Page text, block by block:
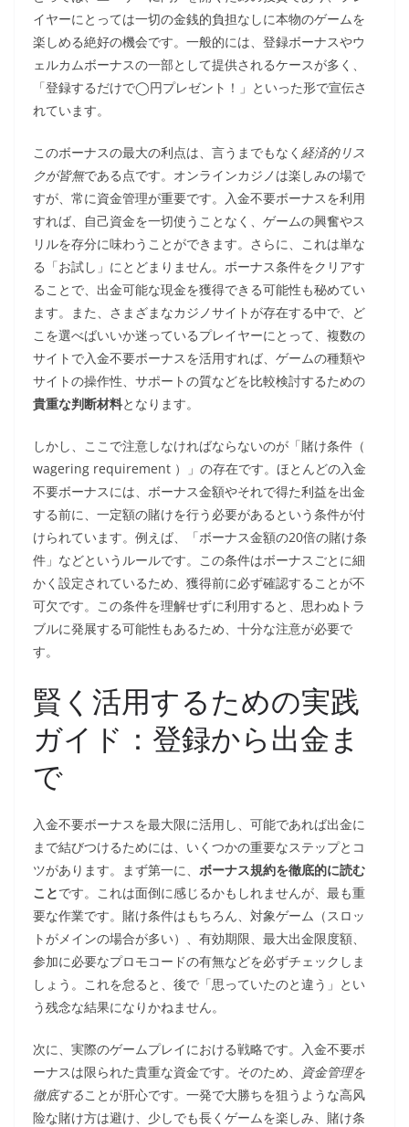
イヤーにとっては一切の金銭的負担なしに本物のゲームを
楽しめる絶好の機会です。一般的には、登録ボーナスやウ
ェルカムボーナスの一部として提供されるケースが多く、
「登録するだけで◯円プレゼント！」といった形で宣伝さ
れています。
このボーナスの最大の利点は、言うまでもなく 経済的リス
クが皆無である点です。オンラインカジノは楽しみの場で
すが、常に資金管理が重要です。入金不要ボーナスを利用
すれば、自己資金を一切使うことなく、ゲームの興奮やス
リルを存分に味わうことができます。さらに、これは単な
る「お試し」にとどまりません。ボーナス条件をクリアす
ることで、出金可能な現金を獲得できる可能性も秘めてい
ます。また、さまざまなカジノサイトが存在する中で、ど
こを選べばいいか迷っているプレイヤーにとって、複数の
サイトで入金不要ボーナスを活用すれば、ゲームの種類や
サイトの操作性、サポートの質などを比較検討するための
貴重な判断材料となります。
しかし、ここで注意しなければならないのが「賭け条件（
wagering requirement ）」の存在です。ほとんどの入金
不要ボーナスには、ボーナス金額やそれで得た利益を出金
する前に、一定額の賭けを行う必要があるという条件が付
けられています。例えば、「ボーナス金額の20倍の賭け条
件」などというルールです。この条件はボーナスごとに細
かく設定されているため、獲得前に必ず確認することが不
可欠です。この条件を理解せずに利用すると、思わぬトラ
ブルに発展する可能性もあるため、十分な注意が必要で
す。
賢く活用するための実践
ガイド：登録から出金ま
で
入金不要ボーナスを最大限に活用し、可能であれば出金に
まで結びつけるためには、いくつかの重要なステップとコ
ツがあります。まず第一に、 ボーナス規約を徹底的に読む
ことです。これは面倒に感じるかもしれませんが、最も重
要な作業です。賭け条件はもちろん、対象ゲーム（スロッ
トがメインの場合が多い）、有効期限、最大出金限度額、
参加に必要なプロモコードの有無などを必ずチェックしま
しょう。これを怠ると、後で「思っていたのと違う」とい
う残念な結果になりかねません。
次に、実際のゲームプレイにおける戦略です。入金不要ボ
ーナスは限られた貴重な資金です。そのため、
資金管理を
徹底することが肝心です。一発で大勝ちを狙うような高风
险な賭け方は避け、少しでも長くゲームを楽しみ、賭け条